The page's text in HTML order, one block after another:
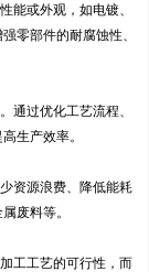
能或外观，如电镀、
零部件的耐腐蚀性、
通过优化工艺流程、
生产效率。
资源浪费、降低能耗
废料等。
工工艺的可行性，而